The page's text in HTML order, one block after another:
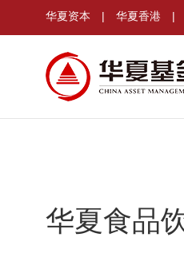
华夏资本 | 华夏香港 |
华夏食品